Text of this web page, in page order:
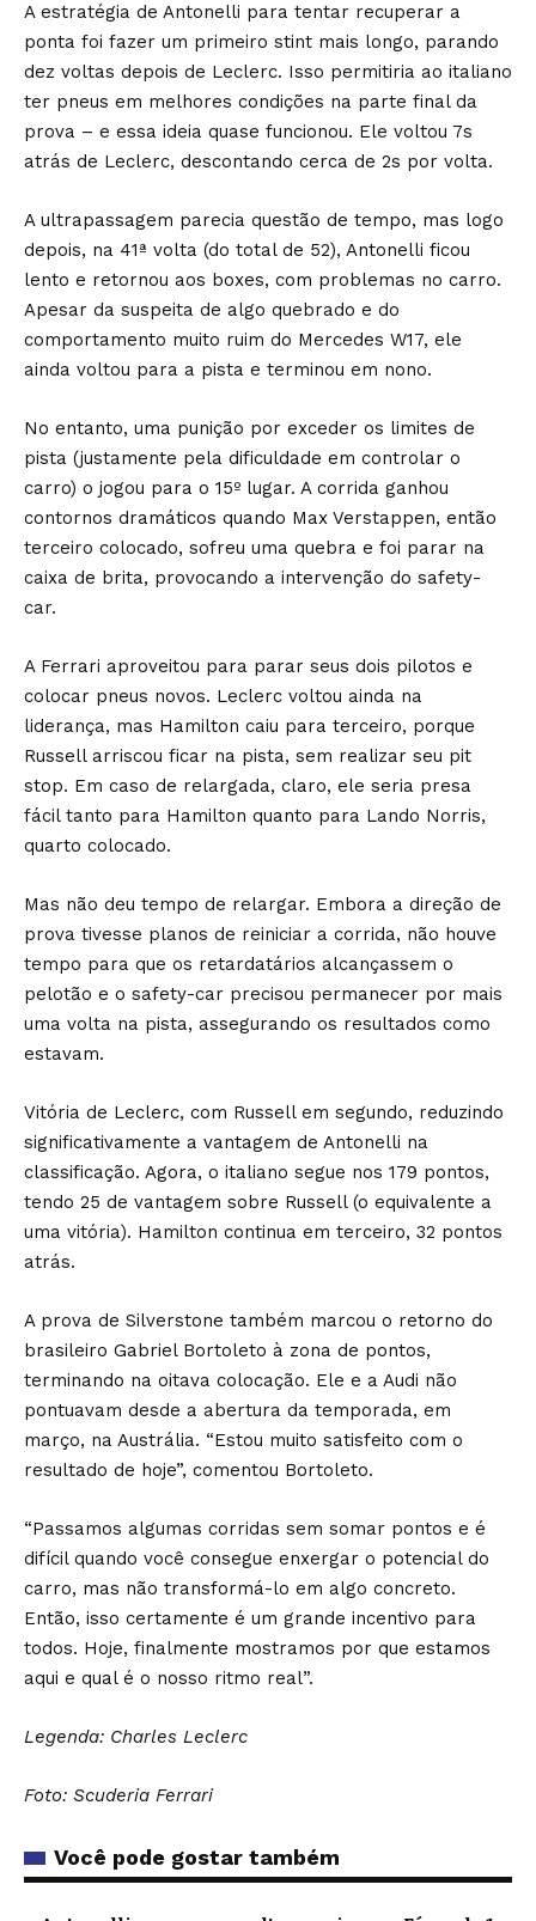
A estratégia de Antonelli para tentar recuperar a
ponta foi fazer um primeiro stint mais longo, parando
dez voltas depois de Leclerc. Isso permitiria ao italiano
ter pneus em melhores condições na parte final da
prova – e essa ideia quase funcionou. Ele voltou 7s
atrás de Leclerc, descontando cerca de 2s por volta.
A ultrapassagem parecia questão de tempo, mas logo
depois, na 41ª volta (do total de 52), Antonelli ficou
lento e retornou aos boxes, com problemas no carro.
Apesar da suspeita de algo quebrado e do
comportamento muito ruim do Mercedes W17, ele
ainda voltou para a pista e terminou em nono.
No entanto, uma punição por exceder os limites de
pista (justamente pela dificuldade em controlar o
carro) o jogou para o 15º lugar. A corrida ganhou
contornos dramáticos quando Max Verstappen, então
terceiro colocado, sofreu uma quebra e foi parar na
caixa de brita, provocando a intervenção do safety-
car.
A Ferrari aproveitou para parar seus dois pilotos e
colocar pneus novos. Leclerc voltou ainda na
liderança, mas Hamilton caiu para terceiro, porque
Russell arriscou ficar na pista, sem realizar seu pit
stop. Em caso de relargada, claro, ele seria presa
fácil tanto para Hamilton quanto para Lando Norris,
quarto colocado.
Mas não deu tempo de relargar. Embora a direção de
prova tivesse planos de reiniciar a corrida, não houve
tempo para que os retardatários alcançassem o
pelotão e o safety-car precisou permanecer por mais
uma volta na pista, assegurando os resultados como
estavam.
Vitória de Leclerc, com Russell em segundo, reduzindo
significativamente a vantagem de Antonelli na
classificação. Agora, o italiano segue nos 179 pontos,
tendo 25 de vantagem sobre Russell (o equivalente a
uma vitória). Hamilton continua em terceiro, 32 pontos
atrás.
A prova de Silverstone também marcou o retorno do
brasileiro Gabriel Bortoleto à zona de pontos,
terminando na oitava colocação. Ele e a Audi não
pontuavam desde a abertura da temporada, em
março, na Austrália. “Estou muito satisfeito com o
resultado de hoje”, comentou Bortoleto.
“Passamos algumas corridas sem somar pontos e é
difícil quando você consegue enxergar o potencial do
carro, mas não transformá-lo em algo concreto.
Então, isso certamente é um grande incentivo para
todos. Hoje, finalmente mostramos por que estamos
aqui e qual é o nosso ritmo real”.
Legenda: Charles Leclerc
Foto: Scuderia Ferrari
Você pode gostar também